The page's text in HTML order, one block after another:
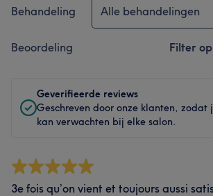
Behandeling Alle behandelingen
Beoordeling Filter
Geverifieerde reviews
Geschreven door onze klanten, zodat
kan verwachten bij elke salon.
3e fois qu’on vient et toujours aussi